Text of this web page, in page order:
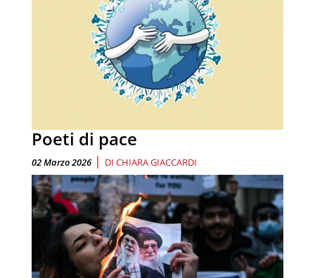
Poeti di pace
02 Marzo 2026 | DI CHIARA GIACCARDI